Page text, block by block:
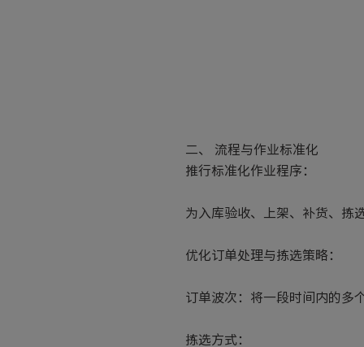
二、 流程与作业标准化
推行标准化作业程序：
为入库验收、上架、补货、拣
优化订单处理与拣选策略：
订单波次：将一段时间内的多
拣选方式：